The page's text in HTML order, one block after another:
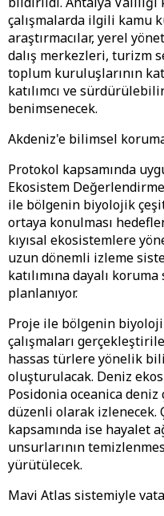
çalışmalarda ilgili kamu
araştırmacılar, yerel
dalış merkezleri, turizm
toplum kuruluşlarının
katılımcı ve
benimsenecek.
Akdeniz'e bilimsel
Protokol kapsamında
Ekosistem
ile bölgenin biyolojik
ortaya konulması
kıyısal ekosistemlere
uzun dönemli izleme
katılımına dayalı
planlanıyor.
Proje ile bölgenin
çalışmaları
hassas türlere yönelik
oluşturulacak. Deniz
Posidonia oceanica deniz
düzenli olarak izlenecek.
kapsamında ise hayalet
unsurlarının
yürütülecek.
Mavi Atlas sistemiyle